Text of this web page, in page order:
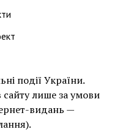
події України.
сайту лише за умови
видань —